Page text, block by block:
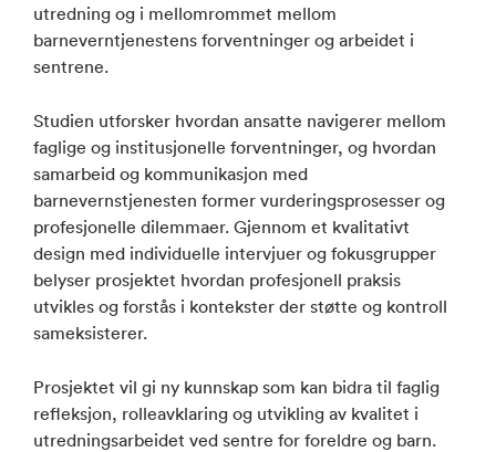
utredning og i mellomrommet mellom
barneverntjenestens forventninger og arbeidet i
sentrene.
Studien utforsker hvordan ansatte navigerer mellom
faglige og institusjonelle forventninger, og hvordan
samarbeid og kommunikasjon med
barnevernstjenesten former vurderingsprosesser og
profesjonelle dilemmaer. Gjennom et kvalitativt
design med individuelle intervjuer og fokusgrupper
belyser prosjektet hvordan profesjonell praksis
utvikles og forstås i kontekster der støtte og kontroll
sameksisterer.
Prosjektet vil gi ny kunnskap som kan bidra til faglig
refleksjon, rolleavklaring og utvikling av kvalitet i
utredningsarbeidet ved sentre for foreldre og barn.